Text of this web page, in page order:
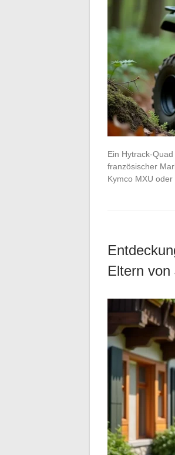
Ein Hytrack-
französischer
Kymco MXU
Eltern von